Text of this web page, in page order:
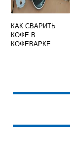
КАК СВАРИТЬ
КОФЕ В
КОФЕВАРКЕ